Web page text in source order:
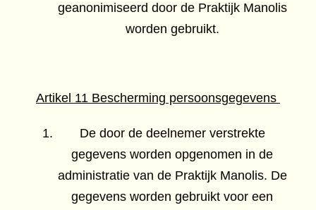
geanonimiseerd door de Praktijk Manolis
worden gebruikt.
Artikel 11 Bescherming persoonsgegevens
De door de deelnemer verstrekte
gegevens worden opgenomen in de
administratie van de Praktijk Manolis. De
gegevens worden gebruikt voor een